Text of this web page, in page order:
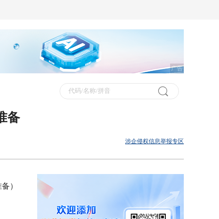
广告
备
涉企侵权信息举报专区
）